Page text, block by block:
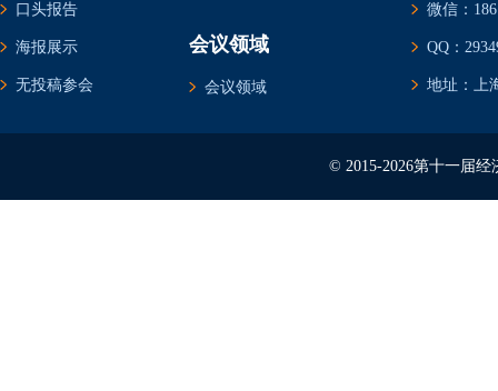
口头报告
海报展示
无投稿参会
会议领域
会议领域
微信：
QQ：
地址：上
© 2015-2026第十一届